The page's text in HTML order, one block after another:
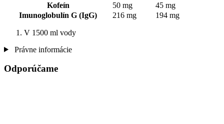
Kofeín
50 mg
45 mg
Imunoglobulín G (IgG)
216 mg 194 mg
V 1500 ml vody
Právne informácie
Odporúčame